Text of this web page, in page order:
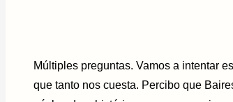
Múltiples preguntas. Vamos a intentar
que tanto nos cuesta. Percibo que